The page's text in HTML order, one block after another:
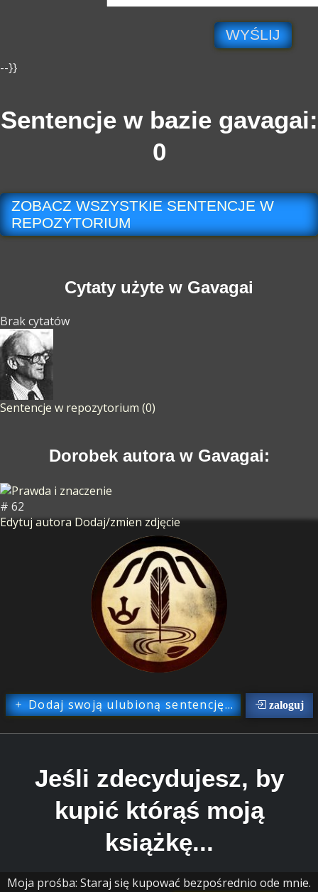
WYŚLIJ
--}}
Sentencje w bazie gavagai:
0
ZOBACZ WSZYSTKIE SENTENCJE W
REPOZYTORIUM
Cytaty użyte w Gavagai
Brak cytatów
Sentencje w repozytorium (0)
Dorobek autora w Gavagai:
# 62
Edytuj autoraDodaj/zmien zdjęcie
Dodaj swoją ulubioną sentencję... zaloguj
Jeśli zdecydujesz, by
kupić którąś moją
książkę...
Moja prośba: Staraj się kupować bezpośrednio ode mnie.